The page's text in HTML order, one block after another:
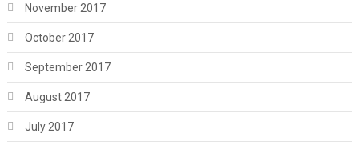
November 2017
October 2017
September 2017
August 2017
July 2017